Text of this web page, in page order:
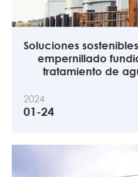
Soluciones
empernillado
tratamiento de
2024
01-24